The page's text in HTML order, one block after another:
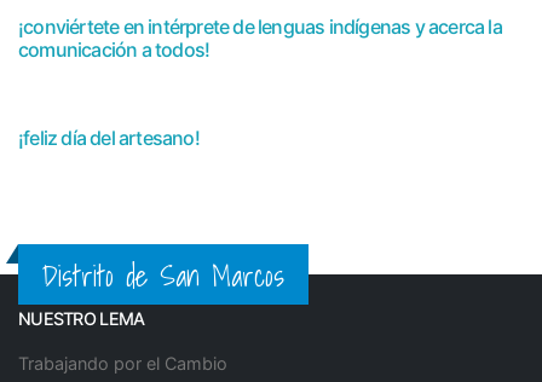
¡conviértete en intérprete de lenguas indígenas y acerca la
comunicación a todos!
¡feliz día del artesano!
Distrito de San Marcos
NUESTRO LEMA
Trabajando por el Cambio